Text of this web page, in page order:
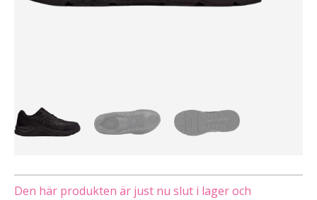
Den här produkten är just nu slut i lager och